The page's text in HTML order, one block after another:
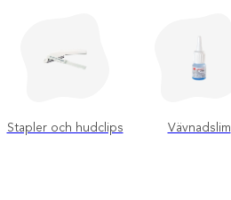
Stapler och hudclips Vävnadslim